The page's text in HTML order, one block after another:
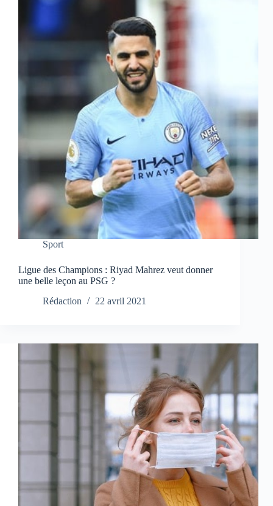
Sport
Ligue des Champions : Riyad Mahrez veut donner
une belle leçon au PSG ?
Rédaction
22 avril 2021